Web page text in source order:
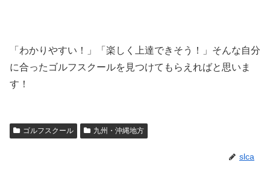
「わかりやすい！」「楽しく上達できそう！」そんな自分
に合ったゴルフスクールを見つけてもらえればと思いま
す！
ゴルフスクール 九州・沖縄地方
slca